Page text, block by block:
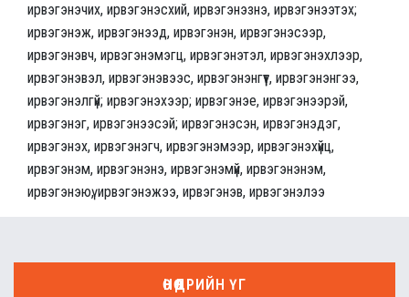
ирвэгэнэчих, ирвэгэнэсхий, ирвэгэнэзнэ, ирвэгэнээтэх;
ирвэгэнэж, ирвэгэнээд, ирвэгэнэн, ирвэгэнэсээр,
ирвэгэнэвч, ирвэгэнэмэгц, ирвэгэнэтэл, ирвэгэнэхлээр,
ирвэгэнэвэл, ирвэгэнэвээс, ирвэгэнэнгүүт, ирвэгэнэнгээ,
ирвэгэнэлгүй; ирвэгэнэхээр; ирвэгэнэе, ирвэгэнээрэй,
ирвэгэнэг, ирвэгэнээсэй; ирвэгэнэсэн, ирвэгэнэдэг,
ирвэгэнэх, ирвэгэнэгч, ирвэгэнэмээр, ирвэгэнэхүйц,
ирвэгэнэм, ирвэгэнэнэ, ирвэгэнэмүй, ирвэгэнэнэм,
ирвэгэнэюү, ирвэгэнэжээ, ирвэгэнэв, ирвэгэнэлээ
ӨНӨӨДРИЙН ҮГ